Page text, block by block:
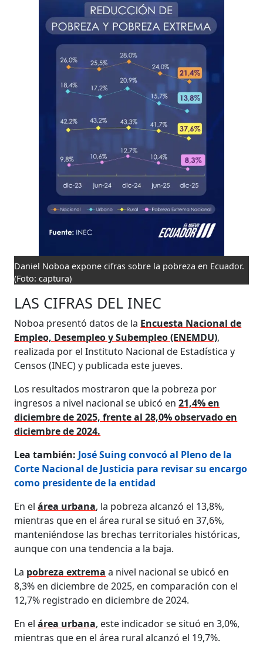
Daniel Noboa expone cifras sobre la pobreza en Ecuador.
(Foto: captura)
LAS CIFRAS DEL INEC
Noboa presentó datos de la Encuesta Nacional de
Empleo, Desempleo y Subempleo (ENEMDU),
realizada por el Instituto Nacional de Estadística y
Censos (INEC) y publicada este jueves.
Los resultados mostraron que la pobreza por
ingresos a nivel nacional se ubicó en21,4% en
diciembre de 2025, frente al 28,0% observado en
diciembre de 2024.
Lea también: José Suing convocó al Pleno de la
Corte Nacional de Justicia para revisar su encargo
como presidente de la entidad
En elárea urbana, la pobreza alcanzó el 13,8%,
mientras que en el área rural se situó en 37,6%,
manteniéndose las brechas territoriales históricas,
aunque con una tendencia a la baja.
La pobreza extrema a nivel nacional se ubicó en
8,3% en diciembre de 2025, en comparación con el
12,7% registrado en diciembre de 2024.
En elárea urbana, este indicador se situó en 3,0%,
mientras que en el área rural alcanzó el 19,7%.